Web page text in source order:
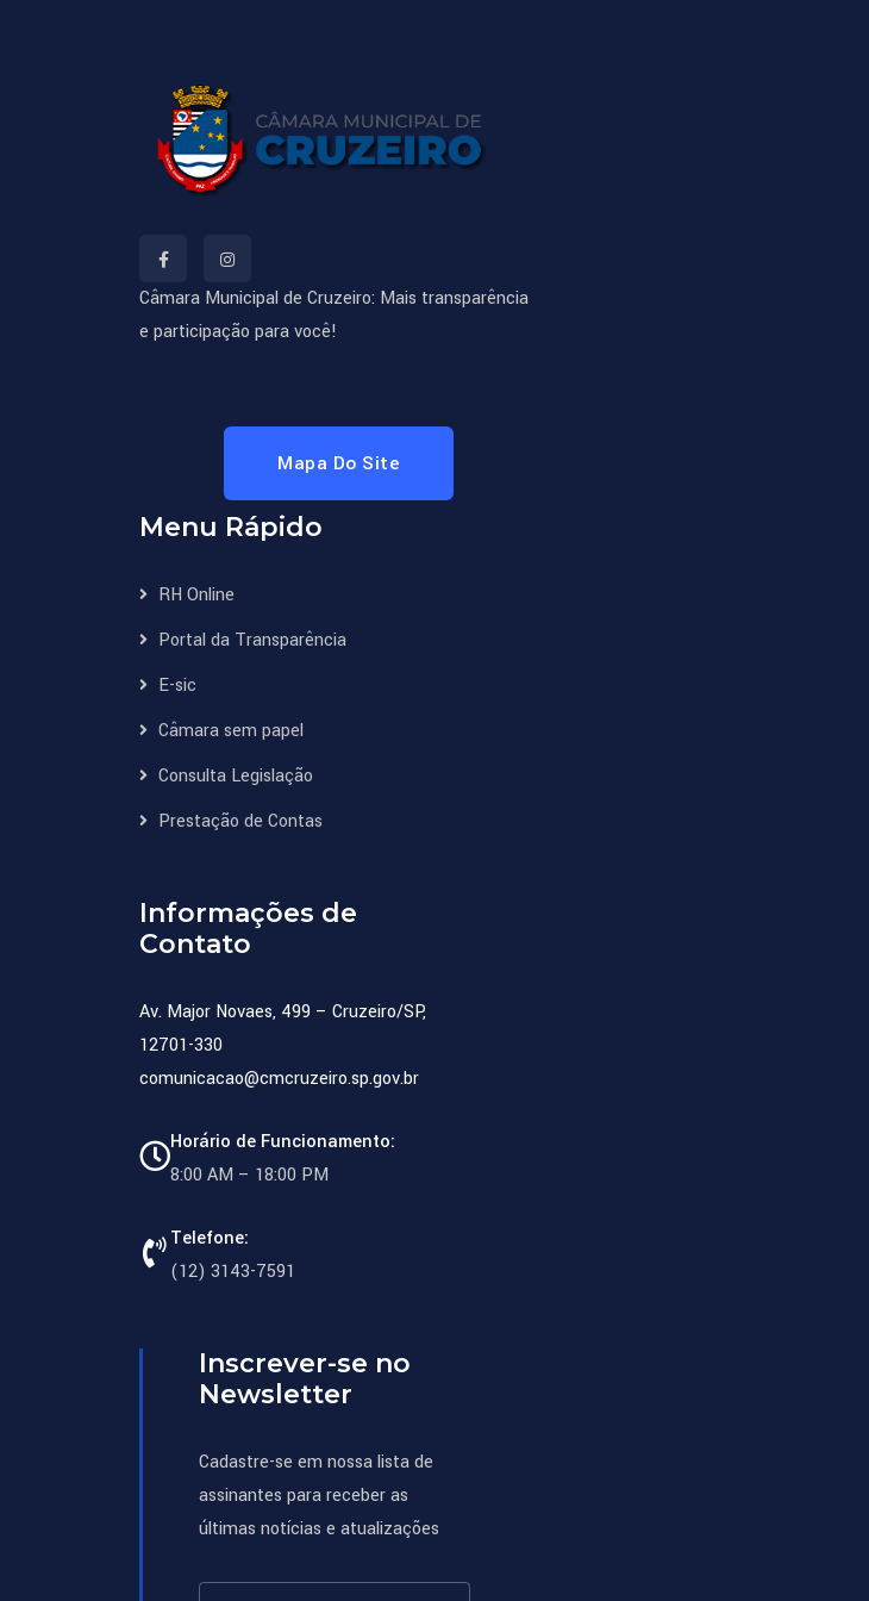
Câmara Municipal de Cruzeiro: Mais transparência
e participação para você!
Mapa Do Site
Menu Rápido
RH Online
Portal da Transparência
E-sic
Câmara sem papel
Consulta Legislação
Prestação de Contas
Informações de
Contato
Av. Major Novaes, 499 – Cruzeiro/SP,
12701-330
comunicacao@cmcruzeiro.sp.gov.br
Horário de Funcionamento:
8:00 AM – 18:00 PM
Telefone:
(12) 3143-7591
Inscrever-se no
Newsletter
Cadastre-se em nossa lista de
assinantes para receber as
últimas notícias e atualizações